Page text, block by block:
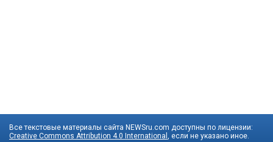
Все текстовые материалы сайта NEWSru.com доступны по лицензии:
Creative Commons Attribution 4.0 International , если не указано иное.